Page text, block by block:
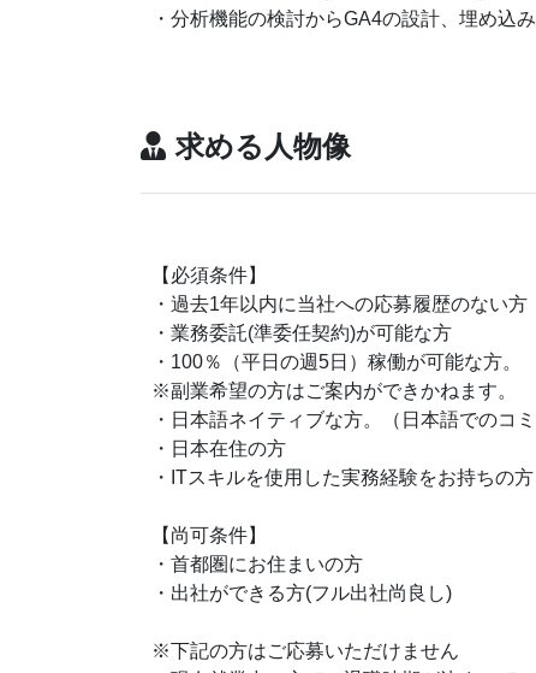
・分析機能の検討からGA4の設計、埋め込
求める人物像
【必須条件】
・過去1年以内に当社への応募履歴のない方
・業務委託(準委任契約)が可能な方
・100％（平日の週5日）稼働が可能な方。
※副業希望の方はご案内ができかねます。
・日本語ネイティブな方。（日本語での
・日本在住の方
・ITスキルを使用した実務経験をお持ちの方
【尚可条件】
・首都圏にお住まいの方
・出社ができる方(フル出社尚良し)
※下記の方はご応募いただけません